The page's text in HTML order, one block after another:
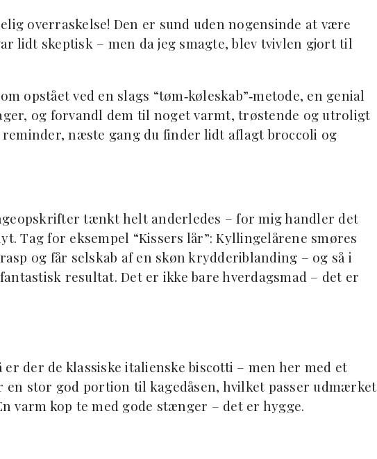
overraskelse! Den er sund uden nogensinde at være
lidt skeptisk – men da jeg smagte, blev tvivlen gjort til
opstået ved en slags “tøm‑køleskab”‑metode, en genial
og forvandl dem til noget varmt, trøstende og utroligt
næste gang du finder lidt aflagt broccoli og
tænkt helt anderledes – for mig handler det
Tag for eksempel “Kissers lår”: Kyllingelårene smøres
og får selskab af en skøn krydderiblanding – og så i
resultat. Det er ikke bare hverdagsmad – det er
er der de klassiske italienske biscotti – men her med et
stor god portion til kagedåsen, hvilket passer udmærket
varm kop te med gode stænger – det er hygge.